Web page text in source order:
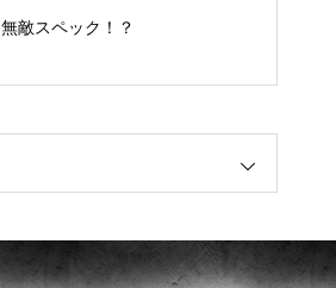
無敵スペック！？